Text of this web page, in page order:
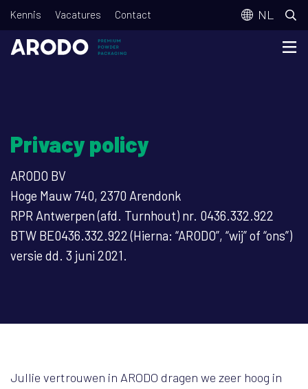
Overslaan
en
naar
T
o
p
u
Kennis Vacatures Contact NL
Privacy policy
ARODO BV
Hoge Mauw 740, 2370 Arendonk
RPR Antwerpen (afd. Turnhout) nr. 0436.332.922
BTW BE0436.332.922 (Hierna: “ARODO”, “wij” of “ons”)
versie dd. 3 juni 2021.
Jullie vertrouwen in ARODO dragen we zeer hoog in